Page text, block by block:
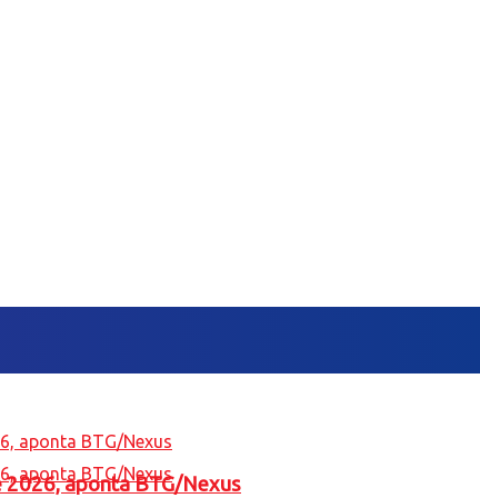
aponta BTG/Nexus